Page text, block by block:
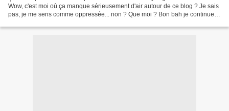
Wow, c'est moi où ça manque sérieusement d'air autour de ce blog ? Je sais
pas, je me sens comme oppressée... non ? Que moi ? Bon bah je continue.